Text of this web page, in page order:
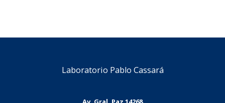
Laboratorio Pablo Cassará